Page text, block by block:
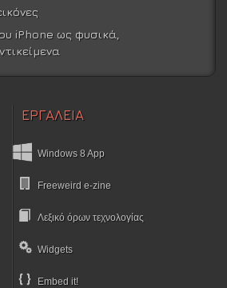
iPhone ως φυσικά,
ΕΡΓΑΛΕΙΑ
Windows 8 App
Freeweird e-zine
Λεξικό όρων τεχνολογίας
Widgets
Embed it!